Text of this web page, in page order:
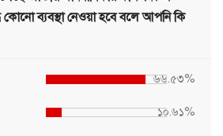
কোনো ব্যবস্থা নেওয়া হবে বলে আপনি কি
৬৬.৫৩%
১০.৬১%